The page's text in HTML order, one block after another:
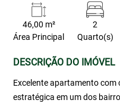
46,00 m²
Área Principal
2
Quarto(s)
DESCRIÇÃO DO IMÓVEL
Excelente apartamento
estratégica em um dos